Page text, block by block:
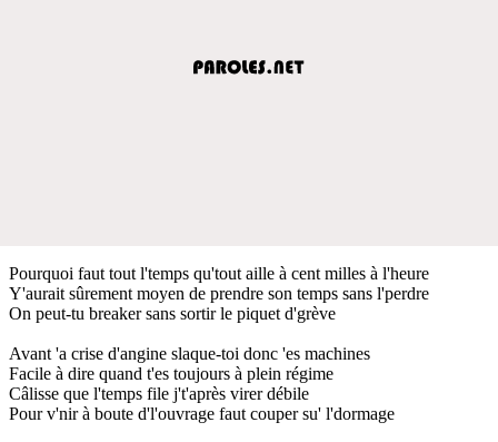
Pourquoi faut tout l'temps qu'tout aille à cent milles à l'heure
Y'aurait sûrement moyen de prendre son temps sans l'perdre
On peut-tu breaker sans sortir le piquet d'grève
Avant 'a crise d'angine slaque-toi donc 'es machines
Facile à dire quand t'es toujours à plein régime
Câlisse que l'temps file j't'après virer débile
Pour v'nir à boute d'l'ouvrage faut couper su' l'dormage